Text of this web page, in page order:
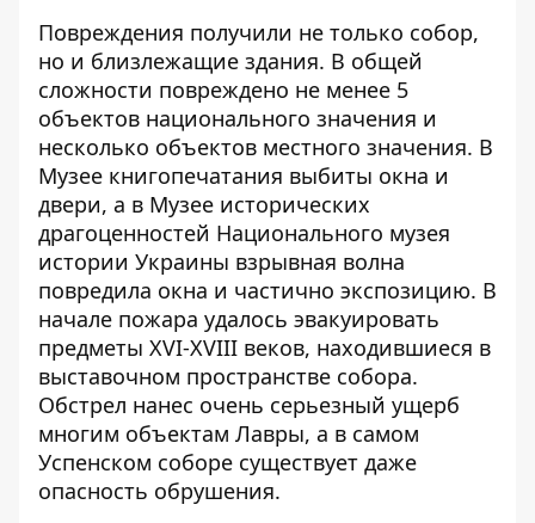
Повреждения получили не только собор,
но и близлежащие здания. В общей
сложности повреждено не менее 5
объектов национального значения и
несколько объектов местного значения. В
Музее книгопечатания выбиты окна и
двери, а в Музее исторических
драгоценностей Национального музея
истории Украины взрывная волна
повредила окна и частично экспозицию. В
начале пожара удалось эвакуировать
предметы XVI-XVIII веков, находившиеся в
выставочном пространстве собора.
Обстрел нанес очень серьезный ущерб
многим объектам Лавры, а в самом
Успенском соборе существует даже
опасность обрушения.